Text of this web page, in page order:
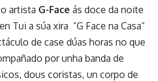
artista G-Face ás doce da noite
Tui a súa xira “G Face na Casa”
de case dúas horas no que
por unha banda de
dous coristas, un corpo de